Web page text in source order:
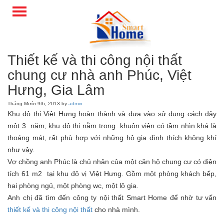
Thiết kế và thi công nội thất
chung cư nhà anh Phúc, Việt
Hưng, Gia Lâm
Tháng Mười 9th, 2013 by admin
Khu đô thị Việt Hưng hoàn thành và đưa vào sử dụng cách đây
một 3 năm, khu đô thị nằm trong khuôn viên có tầm nhìn khá là
thoáng mát, rất phù hợp với những hộ gia đình thích không khí
như vậy.
Vợ chồng anh Phúc là chủ nhân của một căn hộ chung cư có diện
tích 61 m2 tại khu đô vị Việt Hưng. Gồm một phòng khách bếp,
hai phòng ngủ, một phòng wc, một lô gia.
Anh chị đã tìm đến công ty nội thất Smart Home để nhờ tư vấn
thiết kế và thi công nội thất cho nhà mình.